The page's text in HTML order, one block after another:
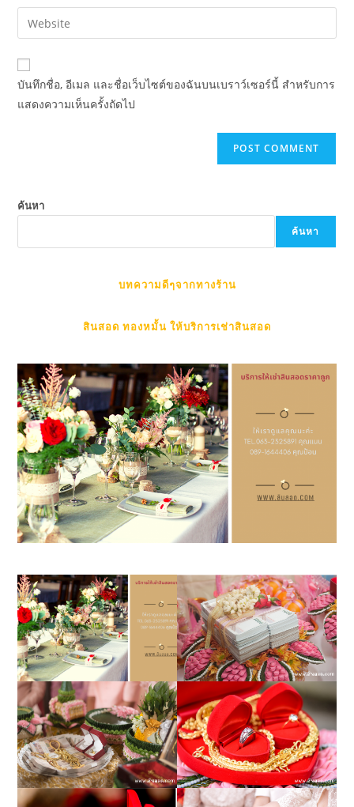
comment
email
address
comment
Enter
your
website
URL
บันทึกชื่อ, อีเมล และชื่อเว็บไซต์ของฉันบนเบราว์เซอร์นี้ สำหรับการ
แสดงความเห็นครั้งถัดไป
ค้นหา
ค้นหา
บทความดีๆจากทางร้าน
สินสอด ทองหมั้น ให้บริการเช่าสินสอด